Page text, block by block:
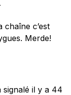
c’est
Merde!
signalé il y a 44